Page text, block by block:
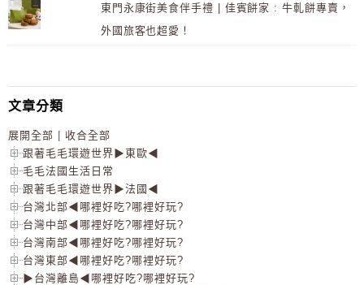
東門永康街美食伴手禮 | 佳賓餅家 : 牛軋餅專賣，
外國旅客也超愛！
文章分類
展開全部 | 收合全部
跟著毛毛環遊世界▶東歐◀
毛毛法國生活日常
跟著毛毛環遊世界▶法國◀
台灣北部◀哪裡好吃?哪裡好玩?
台灣中部◀哪裡好吃?哪裡好玩?
台灣南部◀哪裡好吃?哪裡好玩?
台灣東部◀哪裡好吃?哪裡好玩?
▶台灣離島◀哪裡好吃?哪裡好玩?